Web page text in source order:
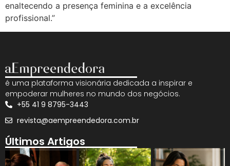
enaltecendo a presença feminina e a excelência
profissional.”
é uma plataforma visionária dedicada a inspirar e
empoderar mulheres no mundo dos negócios.
+55 41 9 8795-3443
revista@aempreendedora.com.br
Últimos Artigos